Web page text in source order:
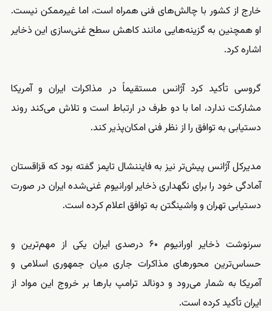
خارج از کشور با چالش‌های فنی همراه است، اما غیرممکن نیست.
او همچنین به گزینه‌هایی مانند کاهش سطح غنی‌سازی این ذخایر
اشاره کرد.
گروسی تأکید کرد آژانس مستقیماً در مذاکرات ایران و آمریکا
مشارکت ندارد، اما با دو طرف در ارتباط است و تلاش می‌کند روند
دستیابی به توافق را از نظر فنی امکان‌پذیر کند.
مدیرکل آژانس پیش‌تر نیز به فایننشال تایمز گفته بود که قزاقستان
آمادگی خود را برای نگهداری ذخایر اورانیوم غنی‌شده ایران در صورت
دستیابی تهران و واشینگتن به توافق اعلام کرده است.
سرنوشت ذخایر اورانیوم ۶۰ درصدی ایران یکی از مهم‌ترین و
حساس‌ترین محورهای مذاکرات جاری میان جمهوری اسلامی و
آمریکا به شمار می‌رود و دونالد ترامپ بارها بر خروج این مواد از
ایران تأکید کرده است.